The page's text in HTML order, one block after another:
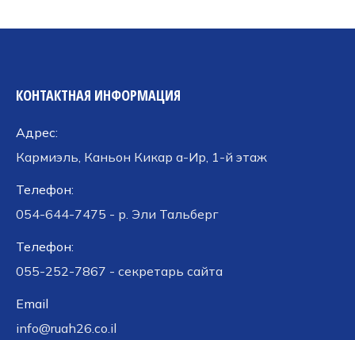
КОНТАКТНАЯ ИНФОРМАЦИЯ
Адрес:
Кармиэль, Каньон Кикар а-Ир, 1-й этаж
Телефон:
054-644-7475 - р. Эли Тальберг
Телефон:
055-252-7867 - секретарь сайта
Email
info@ruah26.co.il